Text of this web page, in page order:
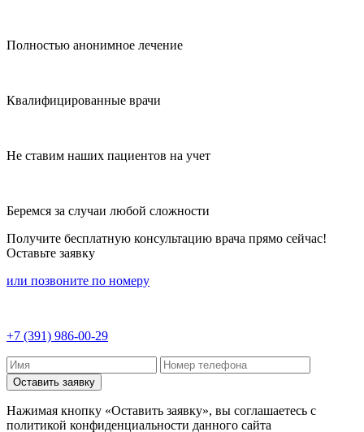
Полностью анонимное лечение
Квалифицированные врачи
Не ставим наших пациентов на учет
Беремся за случаи любой сложности
Получите бесплатную консультацию врача прямо сейчас!
Оставьте заявку
или позвоните по номеру
+7 (391) 986-00-29
Оставить заявку
Нажимая кнопку «Оставить заявку», вы соглашаетесь с
политикой конфиденциальности данного сайта